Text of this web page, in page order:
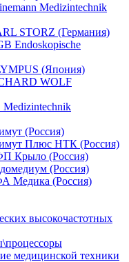
Medizintechnik
STORZ (Германия)
Endoskopische
(Япония)
WOLF
Medizintechnik
(Россия)
Плюс НТК (Россия)
Крыло (Россия)
(Россия)
Медика (Россия)
высокочастотных
медицинской техники